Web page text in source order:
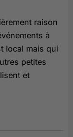
raison
à
local mais qui
petites
et